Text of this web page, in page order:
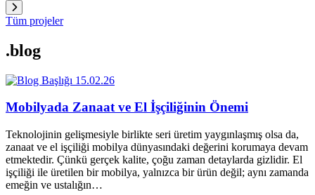
Tüm projeler
.blog
15.02.26
Mobilyada Zanaat ve El İşçiliğinin Önemi
Teknolojinin gelişmesiyle birlikte seri üretim yaygınlaşmış olsa da,
zanaat ve el işçiliği mobilya dünyasındaki değerini korumaya devam
etmektedir. Çünkü gerçek kalite, çoğu zaman detaylarda gizlidir. El
işçiliği ile üretilen bir mobilya, yalnızca bir ürün değil; aynı zamanda
emeğin ve ustalığın…